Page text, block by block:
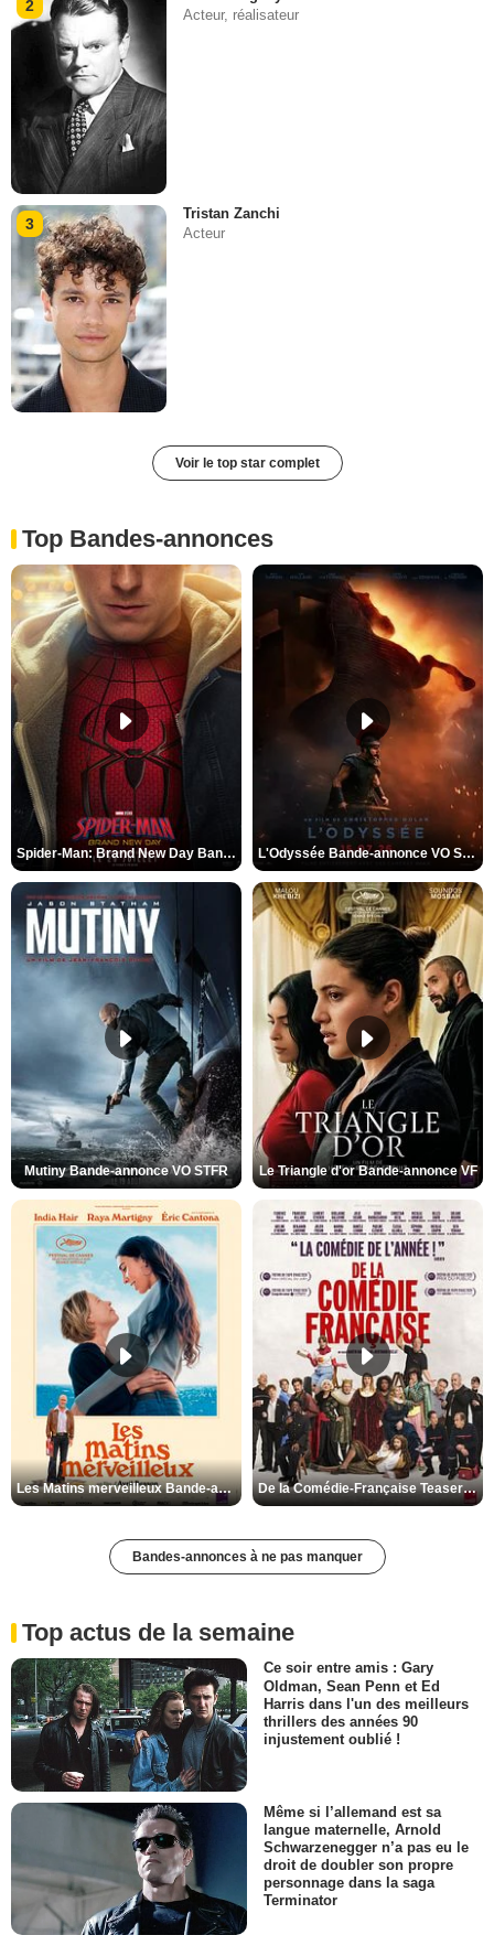
2
Acteur, réalisateur
3
Tristan Zanchi
Acteur
Voir le top star complet
Top Bandes-annonces
Spider-Man: Brand New Day Bande-annonce VO STFR L'Odyssée Bande-annonce VO STFR
Mutiny Bande-annonce VO STFR Le Triangle d'or Bande-annonce VF
Les Matins merveilleux Bande-annonce VF De la Comédie-Française Teaser VF
Bandes-annonces à ne pas manquer
Top actus de la semaine
Ce soir entre amis : Gary
Oldman, Sean Penn et Ed
Harris dans l'un des meilleurs
thrillers des années 90
injustement oublié !
Même si l’allemand est sa
langue maternelle, Arnold
Schwarzenegger n’a pas eu le
droit de doubler son propre
personnage dans la saga
Terminator